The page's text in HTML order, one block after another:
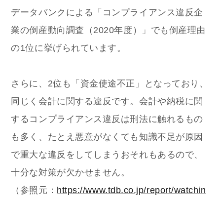
データバンクによる「コンプライアンス違反企
業の倒産動向調査（2020年度）」でも倒産理由
の1位に挙げられています。
さらに、2位も「資金使途不正」となっており、
同じく会計に関する違反です。会計や納税に関
するコンプライアンス違反は刑法に触れるもの
も多く、たとえ悪意がなくても知識不足が原因
で重大な違反をしてしまうおそれもあるので、
十分な対策が欠かせません。
（参照元： https://www.tdb.co.jp/report/watchin